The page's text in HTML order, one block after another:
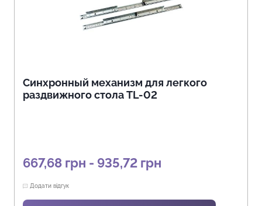
Синхронный механизм для легкого
раздвижного стола TL-02
667,68 грн - 935,72 грн
Додати відгук